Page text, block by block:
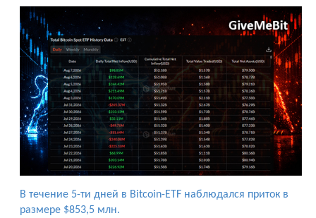
В течение 5-ти дней в Bitcoin-ETF наблюдался приток в
размере $853,5 млн.